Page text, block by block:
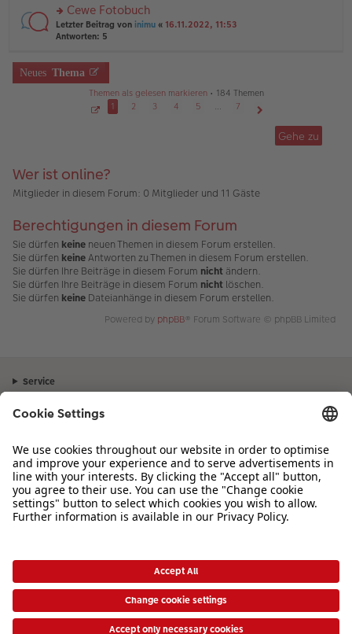
tr
a
g
e
n
er
tr
a
n
g
el
e
n
er
rs
te
n
g
tr
a
g
Cewe Fotobuch
Letzter Beitrag von inimu « 16.11.2022, 11:53
Antworten: 5
Neues Thema
Themen als gelesen markieren• 184 Themen
v
o
n
7
1 2 3 4 5 …
7
Gehe zu
Wer ist online?
Mitglieder in diesem Forum: 0 Mitglieder und 11 Gäste
Berechtigungen in diesem Forum
Sie dürfen keine neuen Themen in diesem Forum erstellen.
Sie dürfen keineAntworten zu Themen in diesem Forum erstellen.
Sie dürfen Ihre Beiträge in diesem Forum nicht ändern.
Sie dürfen Ihre Beiträge in diesem Forum nicht löschen.
Sie dürfen keine Dateianhänge in diesem Forum erstellen.
Powered by phpBB® Forum Software © phpBB Limited
Service
Sortiment
Inspiration
Bei Fragen zu Produkten oder der Bestellung können Sie uns gerne von
Montag bis Samstag von 8:00 – 20:00 Uhr und Sonntag von 10:00 –